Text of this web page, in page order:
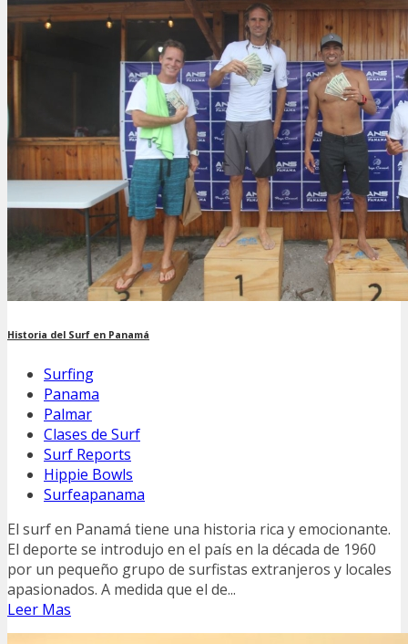
Historia del Surf en Panamá
Surfing
Panama
Palmar
Clases de Surf
Surf Reports
Hippie Bowls
Surfeapanama
El surf en Panamá tiene una historia rica y emocionante.
El deporte se introdujo en el país en la década de 1960
por un pequeño grupo de surfistas extranjeros y locales
apasionados. A medida que el de...
Leer Mas